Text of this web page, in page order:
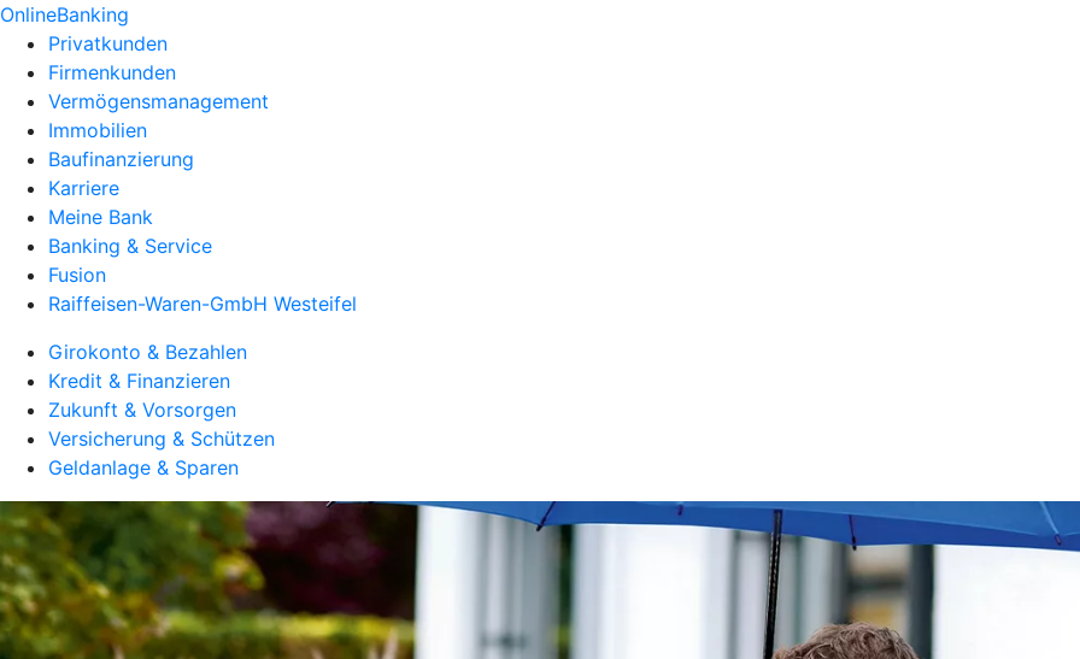
OnlineBanking
Privatkunden
Firmenkunden
Vermögensmanagement
Immobilien
Baufinanzierung
Karriere
Meine Bank
Banking & Service
Fusion
Raiffeisen-Waren-GmbH Westeifel
Girokonto & Bezahlen
Kredit & Finanzieren
Zukunft & Vorsorgen
Versicherung & Schützen
Geldanlage & Sparen